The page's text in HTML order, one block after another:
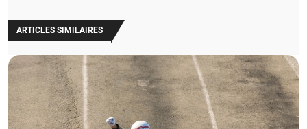
ARTICLES SIMILAIRES